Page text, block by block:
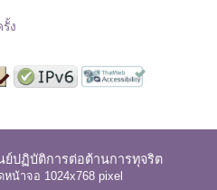
รั้ง
ปฏิบัติการต่อต้านการทุจริต
น้าจอ 1024x768 pixel